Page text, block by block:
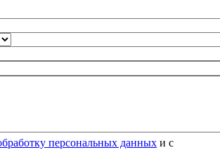
персональных данных и с